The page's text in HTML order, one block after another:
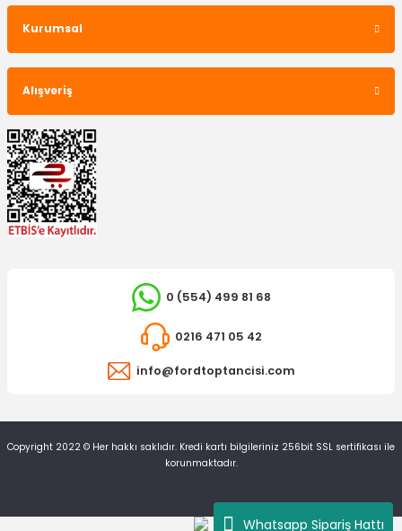
Whatsapp Sipariş Hattı
3. Stop Lambası Connect
Çamurluk Sinyal Lambası Transit V184 Jumbo Işıksız
270,07 TL
Kurumsal
Alışveriş
0 (554) 499 81 68
0216 471 05 42
info@fordtoptancisi.com
Copyright 2022 © Her hakkı saklıdır. Kredi kartı bilgileriniz 256bit SSL sertifikası ile
korunmaktadır.